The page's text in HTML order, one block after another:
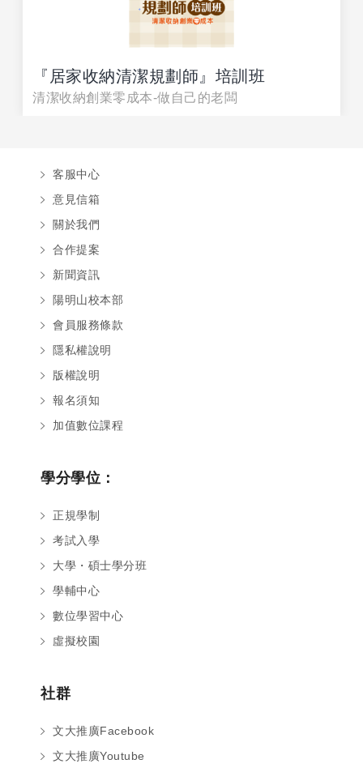
『居家收納清潔規劃師』培訓班
清潔收納創業零成本-做自己的老闆
客服中心
意見信箱
關於我們
合作提案
新聞資訊
陽明山校本部
會員服務條款
隱私權說明
版權說明
報名須知
加值數位課程
學分學位：
正規學制
考試入學
大學・碩士學分班
學輔中心
數位學習中心
虛擬校園
社群
文大推廣Facebook
文大推廣Youtube